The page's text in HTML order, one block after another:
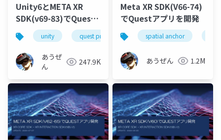
Unity6とMETA XR
SDK(v69-83)でQuest
アプリ開発
unity quest pro oculus integration
あうぜ
ん
247.9K
Meta XR SDK(V66-74)
でQuestアプリを開発
spatial anchor
あうぜん 1.2M